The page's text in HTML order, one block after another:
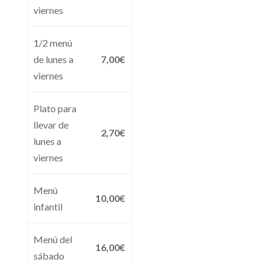
viernes
1/2 menú
de lunes a
viernes
7,00€
Plato para
llevar de
lunes a
viernes
2,70€
Menú
infantil
10,00€
Menú del
sábado
16,00€